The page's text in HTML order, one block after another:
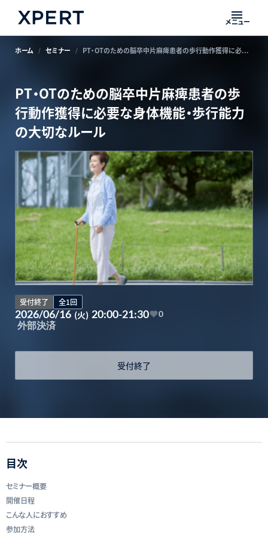
メニュー
ホーム セミナー PT・OTのための脳卒中片麻痺患者の歩行動作獲得に必要な身体機能・歩行能力の大切なルール
PT・OTのための脳卒中片麻痺患者の歩
行動作獲得に必要な身体機能・歩行能力
の大切なルール
受付終了 全1回
2026/06/16 (火) 20:00-21:30 0
外部決済
受付終了
目次
セミナー概要
開催日程
こんな人におすすめ
参加方法